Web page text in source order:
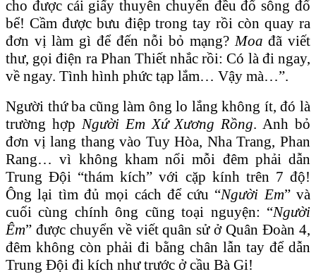
cho được cái giấy thuyên chuyển đều đổ sông đổ
bể! Cầm được bưu điệp trong tay rồi còn quay ra
đơn vị làm gì để đến nỗi bỏ mạng?Moa đã viết
thư, gọi điện ra Phan Thiết nhắc rồi: Có là đi ngay,
về ngay. Tình hình phức tạp lắm… Vậy mà…”.
Người thứ ba cũng làm ông lo lắng không ít, đó là
trường hợp Người Em Xứ Xương Rồng. Anh bỏ
đơn vị lang thang vào Tuy Hòa, Nha Trang, Phan
Rang… vì không kham nổi mỗi đêm phải dẫn
Trung Đội “thám kích” với cặp kính trên 7 độ!
Ông lại tìm đủ mọi cách để cứu “Người Em” và
cuối cùng chính ông cũng toại nguyện: “Người
Êm” được chuyển về viết quân sử ở Quân Đoàn 4,
đêm không còn phải đi bằng chân lẫn tay để dẫn
Trung Đội đi kích như trước ở cầu Bà Gi!